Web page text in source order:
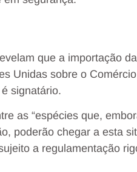
que a importação
Unidas sobre o
signatário.
as “espécies que,
poderão chegar a esta
a regulamentação